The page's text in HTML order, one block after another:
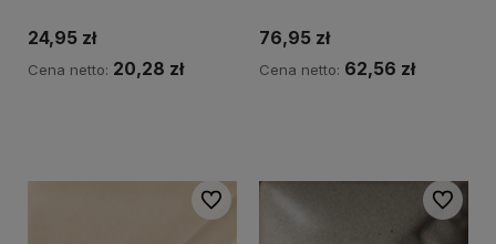
24,95 zł
Cena netto: 20,28 zł
76,95 zł
Cena netto: 62,56 zł
Do ulubionych Do